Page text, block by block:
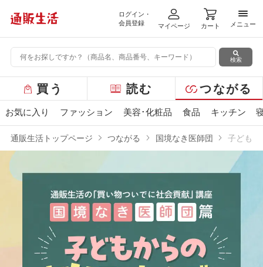
ログイン・
会員登録
マイページ カート
メニ
メニュー
検索
ー
バ
買う 読む つながる
お気に入り ファッション 美容･化粧品 食品 キッチン
通販生活トップページ つながる 国境なき医師団 子どもか